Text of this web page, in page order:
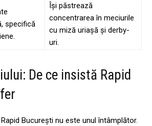
specifică
Își păstrează
concentrarea în meciurile
cu miză uriașă și derby-
uri.
De ce insistă Rapid
București nu este unul întâmplător.